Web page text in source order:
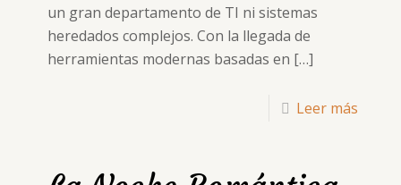
un gran departamento de TI ni sistemas
heredados complejos. Con la llegada de
herramientas modernas basadas en […]
Leer más